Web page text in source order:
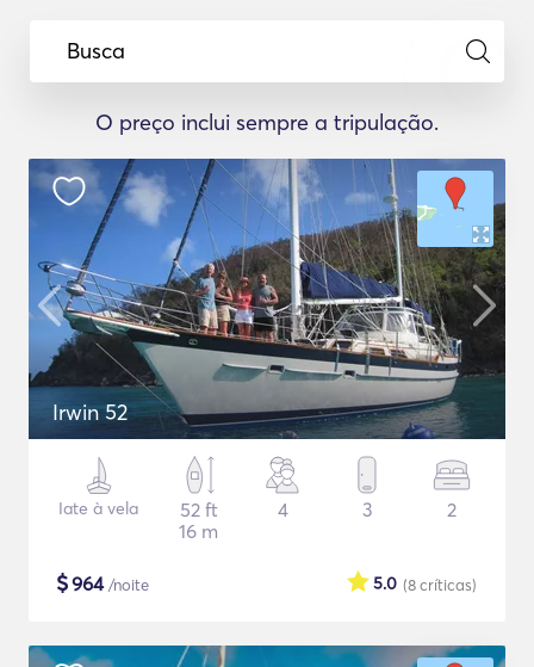
Busca
O preço inclui sempre a tripulação.
Irwin 52
Iate à vela
52 ft
16 m
4 3 2
$964/noite (8críticas)
5.0